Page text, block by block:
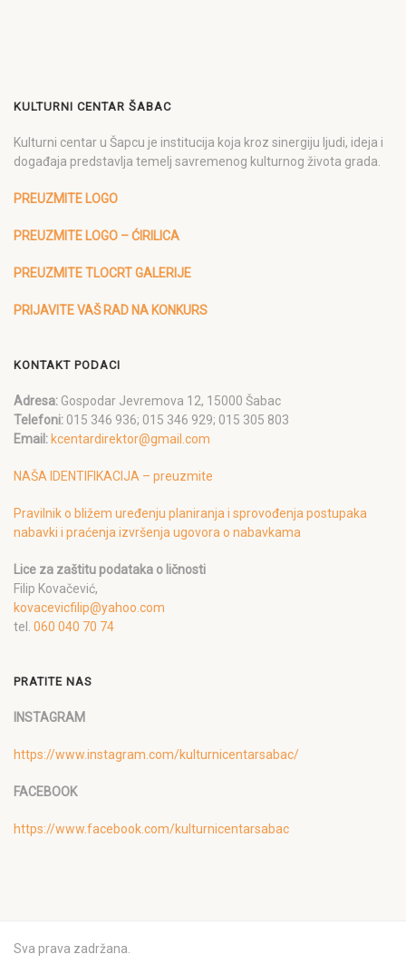
KULTURNI CENTAR ŠABAC
Kulturni centar u Šapcu je institucija koja kroz sinergiju ljudi, ideja i
događaja predstavlja temelj savremenog kulturnog života grada.
PREUZMITE LOGO
PREUZMITE LOGO – ĆIRILICA
PREUZMITE TLOCRT GALERIJE
PRIJAVITE VAŠ RAD NA KONKURS
KONTAKT PODACI
Adresa: Gospodar Jevremova 12, 15000 Šabac
Telefoni: 015 346 936; 015 346 929; 015 305 803
Email: kcentardirektor@gmail.com
NAŠA IDENTIFIKACIJA – preuzmite
Pravilnik o bližem uređenju planiranja i sprovođenja postupaka
nabavki i praćenja izvršenja ugovora o nabavkama
Lice za zaštitu podataka o ličnosti
Filip Kovačević,
kovacevicfilip@yahoo.com
tel. 060 040 70 74
PRATITE NAS
INSTAGRAM
https://www.instagram.com/kulturnicentarsabac/
FACEBOOK
https://www.facebook.com/kulturnicentarsabac
Sva prava zadržana.